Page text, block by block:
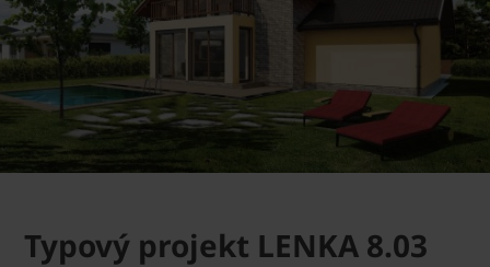
Typový projekt LENKA 8.03